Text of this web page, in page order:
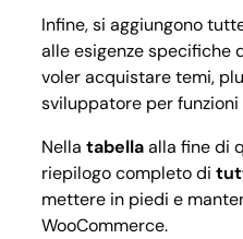
Infine, si aggiungono
alle esigenze specifiche
voler acquistare temi,
sviluppatore per funzioni
Nella tabellaalla fine di
riepilogo completo di
mettere in piedi e
WooCommerce.